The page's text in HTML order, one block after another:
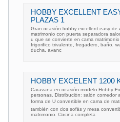
HOBBY EXCELLENT
PLAZAS 1
Gran ocasión hobby excellent easy de
matrimonio con puerta separadora
u que se convierte en cama
frigorifico trivalente, fregadero, baño,
ducha, avanc
HOBBY EXCELENT 1200
Caravana en ocasión modelo Hobby
personas. Distribución: salón comedor
forma de U convertible en cama de
también con dos sofás y mesa
matrimonio. Cocina completa